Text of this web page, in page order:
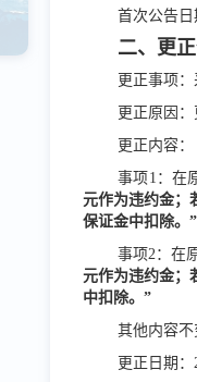
首次公告日
二、更
更正事项
更正原因
更正内容：
事项1：在
元作为违约金；
保证金中扣除。”
事项2：在
元作为违约金；
中扣除。”
其他内容不
更正日期：